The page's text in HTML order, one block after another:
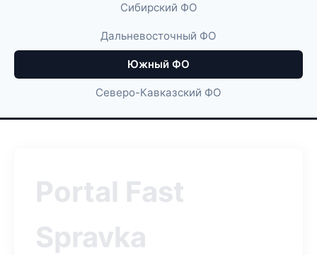
Сибирский ФО
Дальневосточный ФО
Южный ФО
Северо-Кавказский ФО
Portal Fast
Spravka